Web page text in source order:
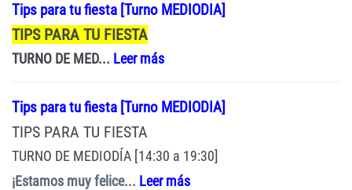
Tips para tu fiesta [Turno MEDIODIA]
TIPS PARA TU FIESTA
TURNO DE MED... Leer más
Tips para tu fiesta [Turno MEDIODIA]
TIPS PARA TU FIESTA
TURNO DE MEDIODÍA [14:30 a 19:30]
¡Estamos muy felice... Leer más